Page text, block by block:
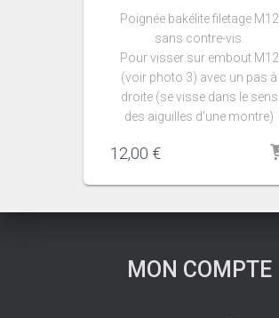
Poignée bakélite filetage M12
sans contre-vis.
Pour visser sur embout M12
(voir photo 3) avec un pas à
droite (se visse dans le sens
des aiguilles d’une montre)
12,00 €
MON COMPTE